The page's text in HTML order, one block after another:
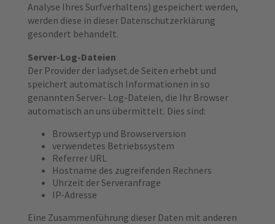
Analyse Ihres Surfverhaltens) gespeichert werden,
werden diese in dieser Datenschutzerklärung
gesondert behandelt.
Server-Log-Dateien
Der Provider der ladyset.de Seiten erhebt und
speichert automatisch Informationen in so
genannten Server- Log-Dateien, die Ihr Browser
automatisch an uns übermittelt. Dies sind:
Browsertyp und Browserversion
verwendetes Betriebssystem
Referrer URL
Hostname des zugreifenden Rechners
Uhrzeit der Serveranfrage
IP-Adresse
Eine Zusammenführung dieser Daten mit anderen